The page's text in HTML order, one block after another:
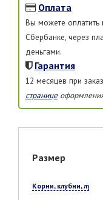
Оплата
Вы можете оплатить
Сбербанке, через
деньгами.
Гарантия
12 месяцев при
странице
Размер
Корни, клубни,